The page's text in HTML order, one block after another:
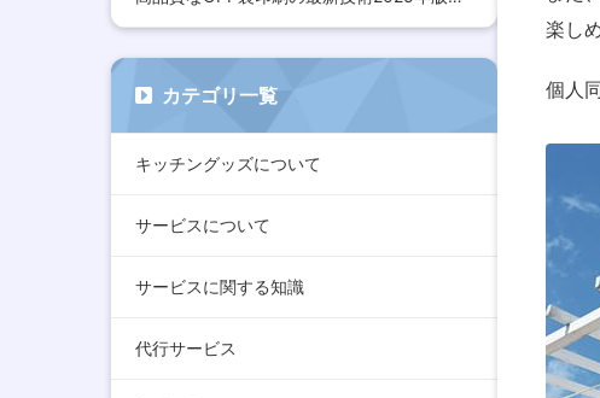
楽し
個人
カテゴリ一覧
キッチングッズについて
サービスについて
サービスに関する知識
代行サービス